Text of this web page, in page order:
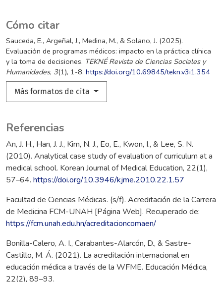
Cómo citar
Sauceda, E., Argeñal, J., Medina, M., & Solano, J. (2025).
Evaluación de programas médicos: impacto en la práctica clínica
y la toma de decisiones. TEKNÉ Revista de Ciencias Sociales y
Humanidades, 3(1), 1-8. https://doi.org/10.69845/tekn.v3i1.354
Más formatos de cita
Referencias
An, J. H., Han, J. J., Kim, N. J., Eo, E., Kwon, I., & Lee, S. N.
(2010). Analytical case study of evaluation of curriculum at a
medical school. Korean Journal of Medical Education, 22(1),
57–64. https://doi.org/10.3946/kjme.2010.22.1.57
Facultad de Ciencias Médicas. (s/f). Acreditación de la Carrera
de Medicina FCM-UNAH [Página Web]. Recuperado de:
https://fcm.unah.edu.hn/acreditacioncomaen/
Bonilla-Calero, A. I., Carabantes-Alarcón, D., & Sastre-
Castillo, M. Á. (2021). La acreditación internacional en
educación médica a través de la WFME. Educación Médica,
22(2), 89–93.